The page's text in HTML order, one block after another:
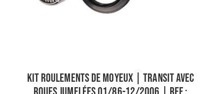
Kit roulements de moyeux | Transit avec